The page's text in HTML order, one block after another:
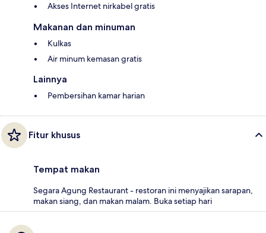
Akses Internet nirkabel gratis
Makanan dan minuman
Kulkas
Air minum kemasan gratis
Lainnya
Pembersihan kamar harian
Fitur khusus
Tempat makan
Segara Agung Restaurant - restoran ini menyajikan sarapan,
makan siang, dan makan malam. Buka setiap hari